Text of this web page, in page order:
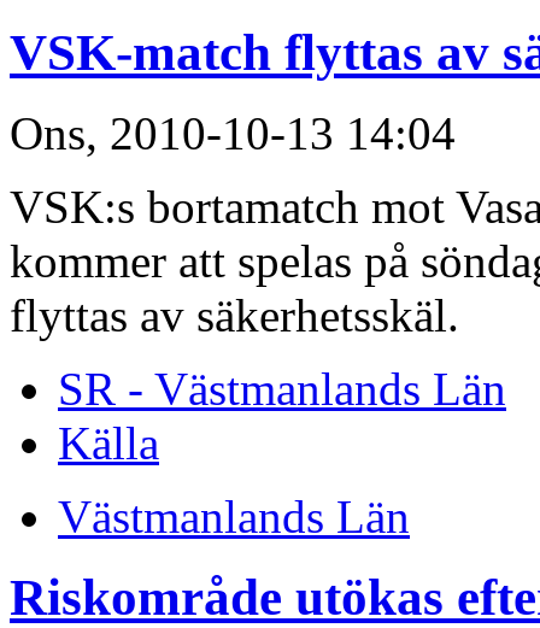
VSK-match flyttas av
Ons, 2010-10-13 14:04
VSK:s bortamatch mot
kommer att spelas på
flyttas av säkerhetsskäl.
SR - Västmanlands Län
Källa
Västmanlands Län
Riskområde utökas